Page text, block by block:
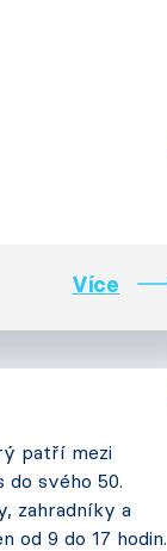
Více
patří mezi
svého 50.
zahradníky a
od 9 do 17 hodin.